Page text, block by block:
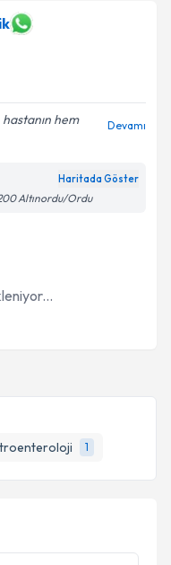
1
ilişkinAydınlatma
verilerimin belirtilen
ediyorum.
Gönder
hem
Devamı
Haritada Göster
Altınordu/Ordu